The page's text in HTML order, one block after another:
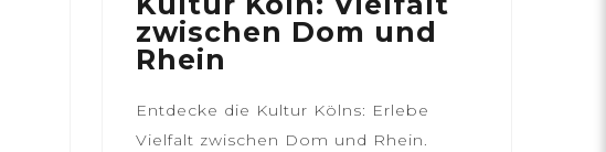
zwischen Dom und
Rhein
Entdecke die Kultur Kölns: Erlebe
Vielfalt zwischen Dom und Rhein.